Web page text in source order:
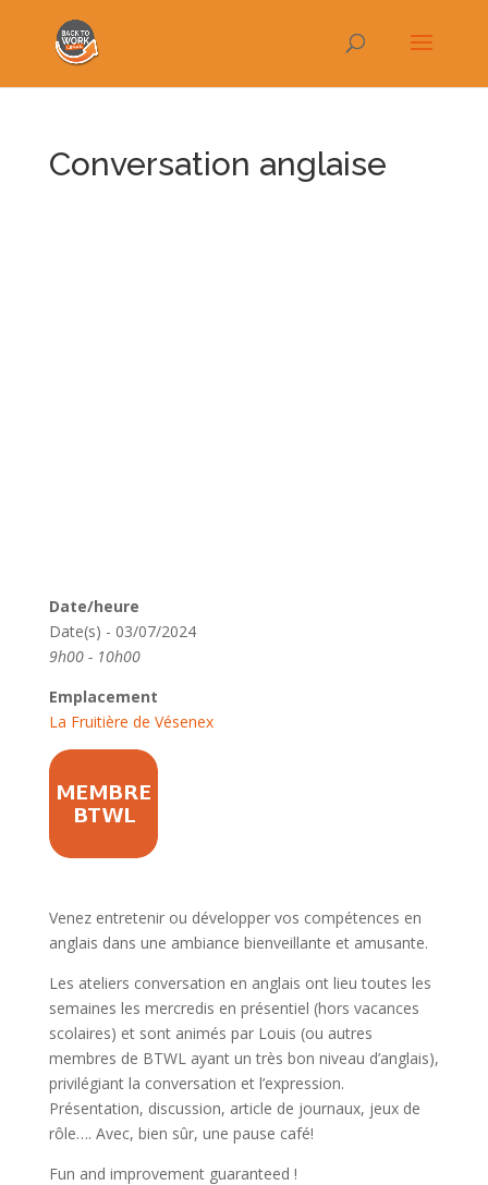
Conversation anglaise
Date/heure
Date(s) - 03/07/2024
9h00 - 10h00
Emplacement
La Fruitière de Vésenex
Venez entretenir ou développer vos compétences en
anglais dans une ambiance bienveillante et amusante.
Les ateliers conversation en anglais ont lieu toutes les
semaines les mercredis en présentiel (hors vacances
scolaires) et sont animés par Louis (ou autres
membres de BTWL ayant un très bon niveau d’anglais),
privilégiant la conversation et l’expression.
Présentation, discussion, article de journaux, jeux de
rôle…. Avec, bien sûr, une pause café!
Fun and improvement guaranteed !